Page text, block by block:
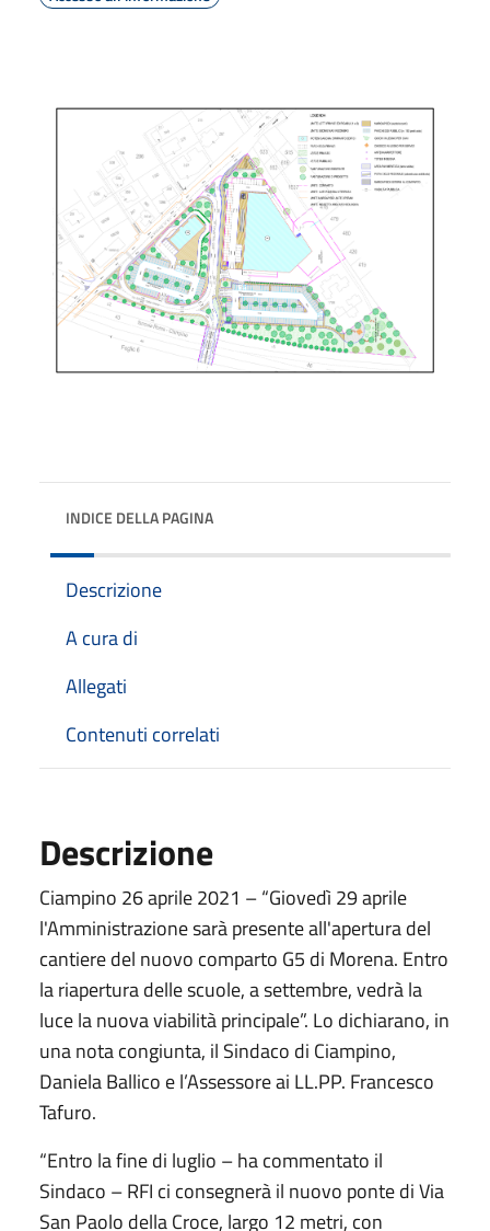
INDICE DELLA PAGINA
Descrizione
A cura di
Allegati
Contenuti correlati
Descrizione
Ciampino 26 aprile 2021 – “Giovedì 29 aprile
l'Amministrazione sarà presente all'apertura del
cantiere del nuovo comparto G5 di Morena. Entro
la riapertura delle scuole, a settembre, vedrà la
luce la nuova viabilità principale”. Lo dichiarano, in
una nota congiunta, il Sindaco di Ciampino,
Daniela Ballico e l’Assessore ai LL.PP. Francesco
Tafuro.
“Entro la fine di luglio – ha commentato il
Sindaco – RFI ci consegnerà il nuovo ponte di Via
San Paolo della Croce, largo 12 metri, con